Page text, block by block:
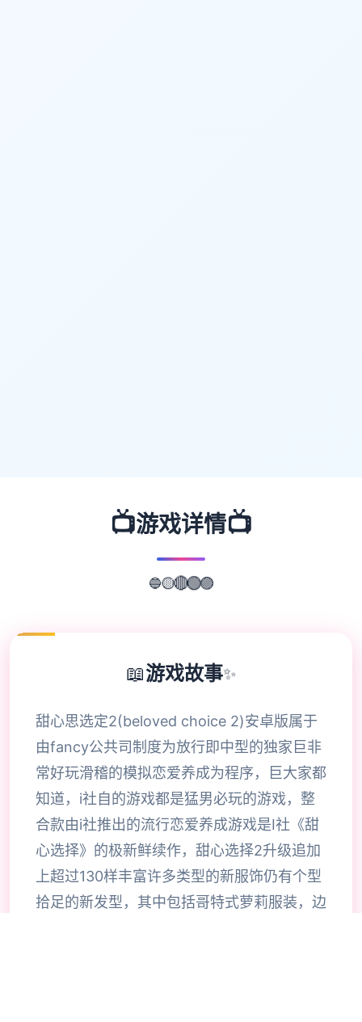
📺游戏详情📺
🔵🟡🔴🟢🟣
📖游戏故事✨
甜心思选定2(beloved choice 2)安卓版属于
由fancy公共司制度为放行即中型的独家巨非
常好玩滑稽的模拟恋爱养成为程序，巨大家都
知道，i社自的游戏都是猛男必玩的游戏，整
合款由i社推出的流行恋爱养成游戏是I社《甜
心选择》的极新鲜续作，甜心选择2升级追加
上超过130样丰富许多类型的新服饰仍有个型
拾足的新发型，其中包括哥特式萝莉服装，边